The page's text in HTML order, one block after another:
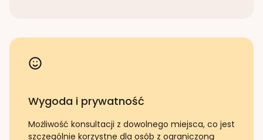
Wygoda i prywatność
Możliwość konsultacji z dowolnego miejsca, co jest
szczególnie korzystne dla osób z ograniczoną